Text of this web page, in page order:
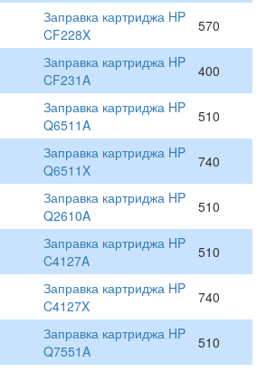
Заправка картриджа HP
CF228X
570
Заправка картриджа HP
CF231A
400
Заправка картриджа HP
Q6511A
510
Заправка картриджа HP
Q6511X
740
Заправка картриджа HP
Q2610A
510
Заправка картриджа HP
C4127A
510
Заправка картриджа HP
C4127X
740
Заправка картриджа HP
Q7551A
510